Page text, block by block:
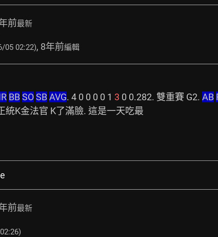
前最新
05 02:22), 8年前編輯
BBSOSBAVG. 4 0 0 0 0 1 3 0 0.282. 雙重賽 G2. AB
統K金法官 K了滿臉. 這是一天吃最
前最新